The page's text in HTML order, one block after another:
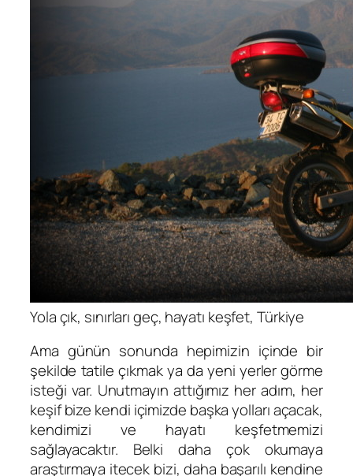
Yola çık, sınırları geç, hayatı keşfet, Türkiye
Ama günün sonunda hepimizin içinde bir
şekilde tatile çıkmak ya da yeni yerler görme
isteği var. Unutmayın attığımız her adım, her
keşif bize kendi içimizde başka yolları açacak,
kendimizi ve hayatı keşfetmemizi
sağlayacaktır. Belki daha çok okumaya
araştırmaya itecek bizi, daha başarılı kendine